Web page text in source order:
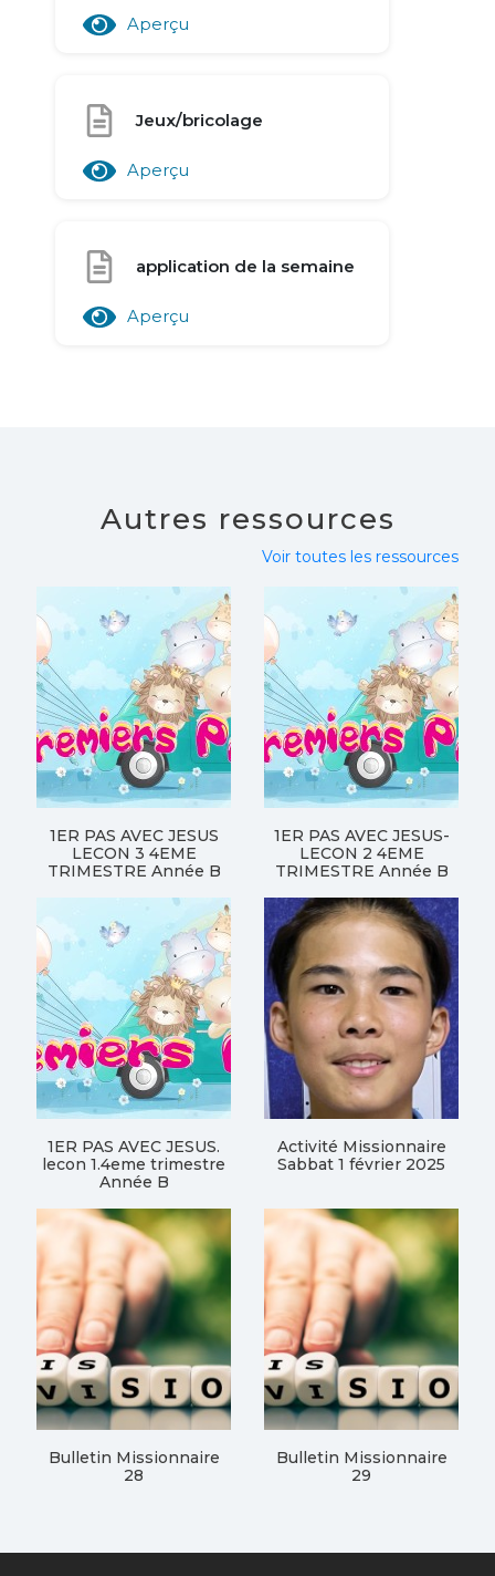
Aperçu
Jeux/bricolage
Aperçu
application de la semaine
Aperçu
Autres ressources
Voir toutes les ressources
1ER PAS AVEC JESUS
LECON 3 4EME
TRIMESTRE Année B
1ER PAS AVEC JESUS-
LECON 2 4EME
TRIMESTRE Année B
1ER PAS AVEC JESUS.
lecon 1.4eme trimestre
Année B
Activité Missionnaire
Sabbat 1 février 2025
Bulletin Missionnaire
28
Bulletin Missionnaire
29